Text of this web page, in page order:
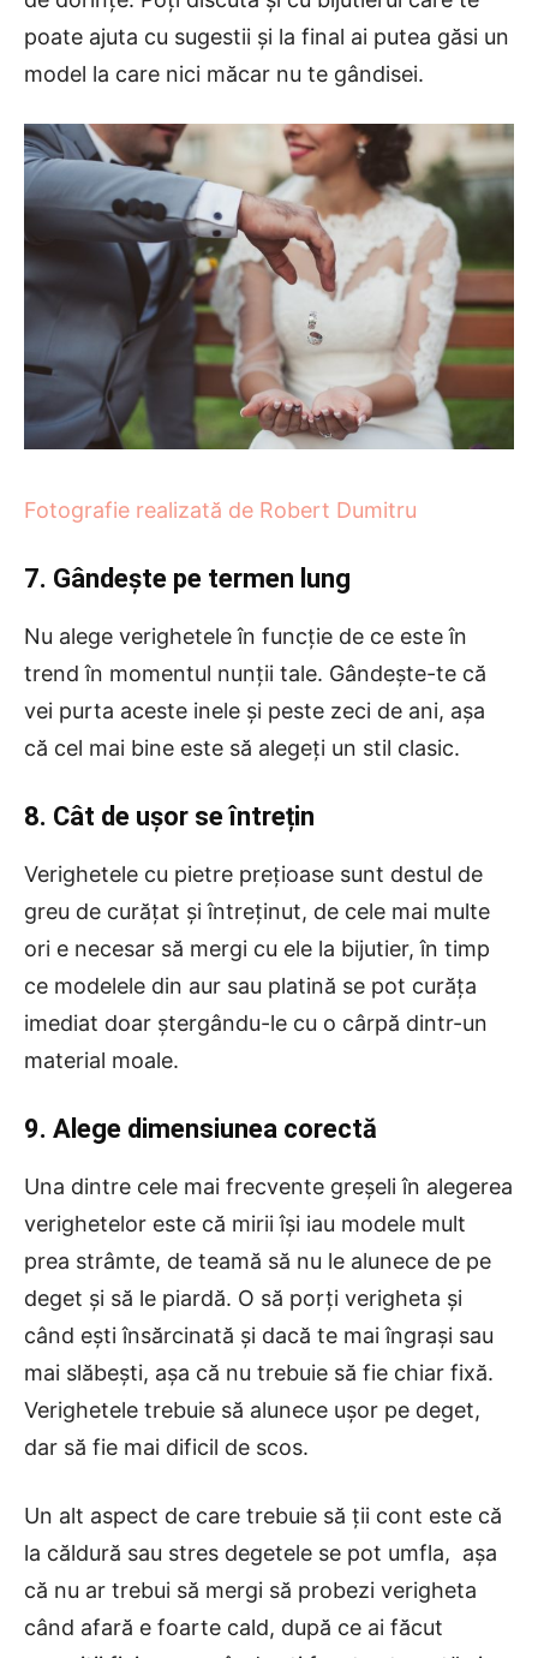
poate ajuta cu sugestii și la final ai putea găsi un
model la care nici măcar nu te gândisei.
Fotografie realizată de Robert Dumitru
7. Gândește pe termen lung
Nu alege verighetele în funcție de ce este în
trend în momentul nunții tale. Gândește-te că
vei purta aceste inele și peste zeci de ani, așa
că cel mai bine este să alegeți un stil clasic.
8. Cât de ușor se întrețin
Verighetele cu pietre prețioase sunt destul de
greu de curățat și întreținut, de cele mai multe
ori e necesar să mergi cu ele la bijutier, în timp
ce modelele din aur sau platină se pot curăța
imediat doar ștergându-le cu o cârpă dintr-un
material moale.
9. Alege dimensiunea corectă
Una dintre cele mai frecvente greșeli în alegerea
verighetelor este că mirii își iau modele mult
prea strâmte, de teamă să nu le alunece de pe
deget și să le piardă. O să porţi verigheta şi
când ești însărcinată şi dacă te mai îngraşi sau
mai slăbeşti, aşa că nu trebuie să fie chiar fixă.
Verighetele trebuie să alunece ușor pe deget,
dar să fie mai dificil de scos.
Un alt aspect de care trebuie să ții cont este că
la căldură sau stres degetele se pot umfla, așa
că nu ar trebui să mergi să probezi verigheta
când afară e foarte cald, după ce ai făcut